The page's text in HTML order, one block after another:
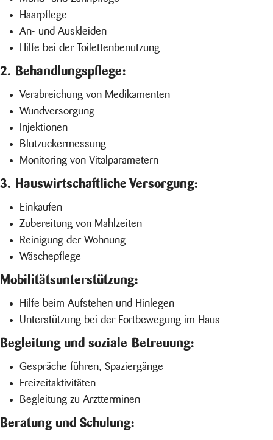
Haarpflege
An- und Auskleiden
Hilfe bei der Toilettenbenutzung
2. Behandlungspflege:
Verabreichung von Medikamenten
Wundversorgung
Injektionen
Blutzuckermessung
Monitoring von Vitalparametern
3. Hauswirtschaftliche Versorgung:
Einkaufen
Zubereitung von Mahlzeiten
Reinigung der Wohnung
Wäschepflege
Mobilitätsunterstützung:
Hilfe beim Aufstehen und Hinlegen
Unterstützung bei der Fortbewegung im Haus
Begleitung und soziale Betreuung:
Gespräche führen, Spaziergänge
Freizeitaktivitäten
Begleitung zu Arztterminen
Beratung und Schulung: